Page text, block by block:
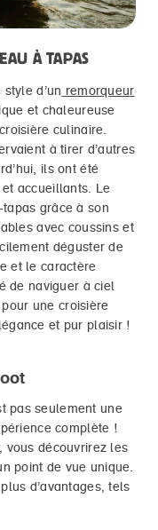
À TAPAS
d’un remorqueur
et chaleureuse
culinaire.
à tirer d’autres
ils ont été
accueillants. Le
grâce à son
avec coussins et
déguster de
et le caractère
de naviguer à ciel
une croisière
et pur plaisir !
pas seulement une
complète !
vous découvrirez les
point de vue unique.
d’avantages, tels